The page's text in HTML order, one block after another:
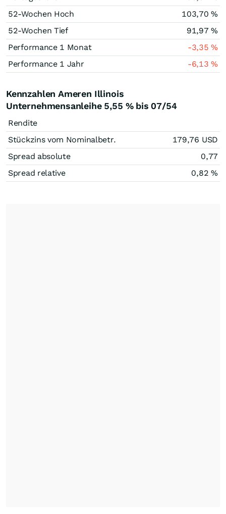
52-Wochen Hoch
103,70%
52-Wochen Tief
91,97%
Performance 1 Monat
-3,35%
Performance 1 Jahr
-6,13%
Kennzahlen Ameren Illinois
Unternehmensanleihe 5,55 % bis 07/54
Rendite
Stückzins vom Nominalbetr.
179,76 USD
Spread absolute
0,77
Spread relative
0,82 %